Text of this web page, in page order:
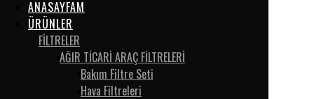
ANASAYFAM
ÜRÜNLER
FİLTRELER
AĞIR TİCARİ ARAÇ FİLTRELERİ
Bakım Filtre Seti
Hava Filtreleri